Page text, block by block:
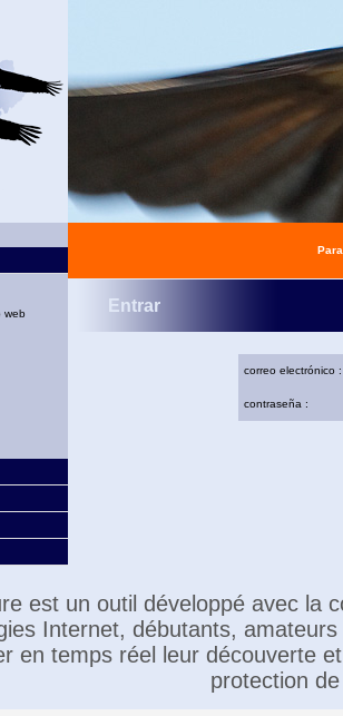
web Entrar
correo electrónico :
contraseña :
est un outil développé avec la
Internet, débutants,
en temps réel leur découverte
protection